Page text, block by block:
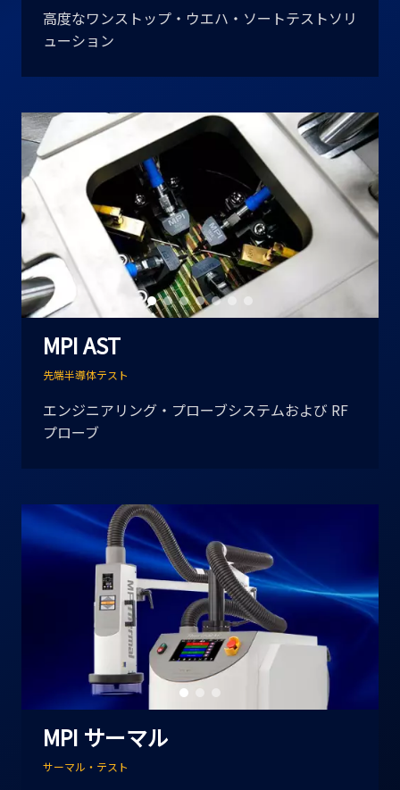
高度なワンストップ・ウエハ・ソートテストソリ
ューション
MPI AST
先端半導体テスト
エンジニアリング・プローブシステムおよび RF
プローブ
MPI サーマル
サーマル・テスト